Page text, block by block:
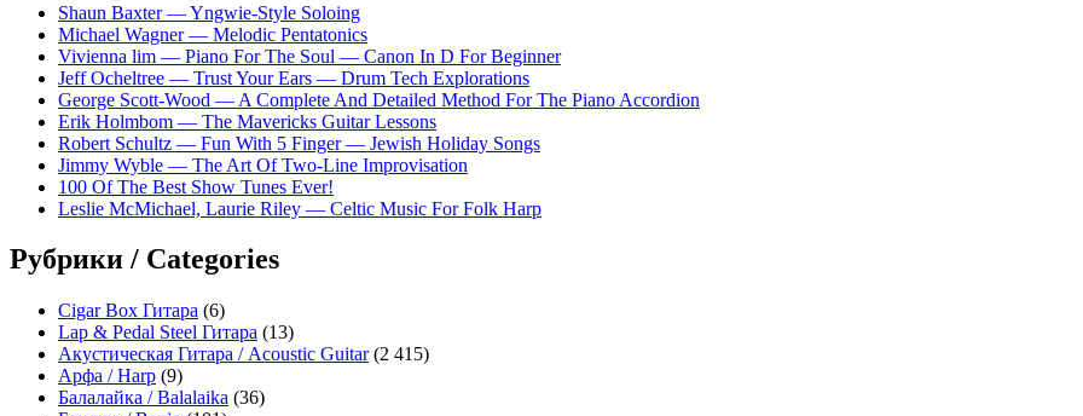
Shaun Baxter — Yngwie-Style Soloing
Michael Wagner — Melodic Pentatonics
Vivienna lim — Piano For The Soul — Canon In D For Beginner
Jeff Ocheltree — Trust Your Ears — Drum Tech Explorations
George Scott-Wood — A Complete And Detailed Method For The Piano Accordion
Erik Holmbom — The Mavericks Guitar Lessons
Robert Schultz — Fun With 5 Finger — Jewish Holiday Songs
Jimmy Wyble — The Art Of Two-Line Improvisation
100 Of The Best Show Tunes Ever!
Leslie McMichael, Laurie Riley — Celtic Music For Folk Harp
Рубрики / Categories
Cigar Box Гитара (6)
Lap & Pedal Steel Гитара (13)
Акустическая Гитара / Acoustic Guitar(2 415)
Арфа / Harp (9)
Балалайка / Balalaika (36)